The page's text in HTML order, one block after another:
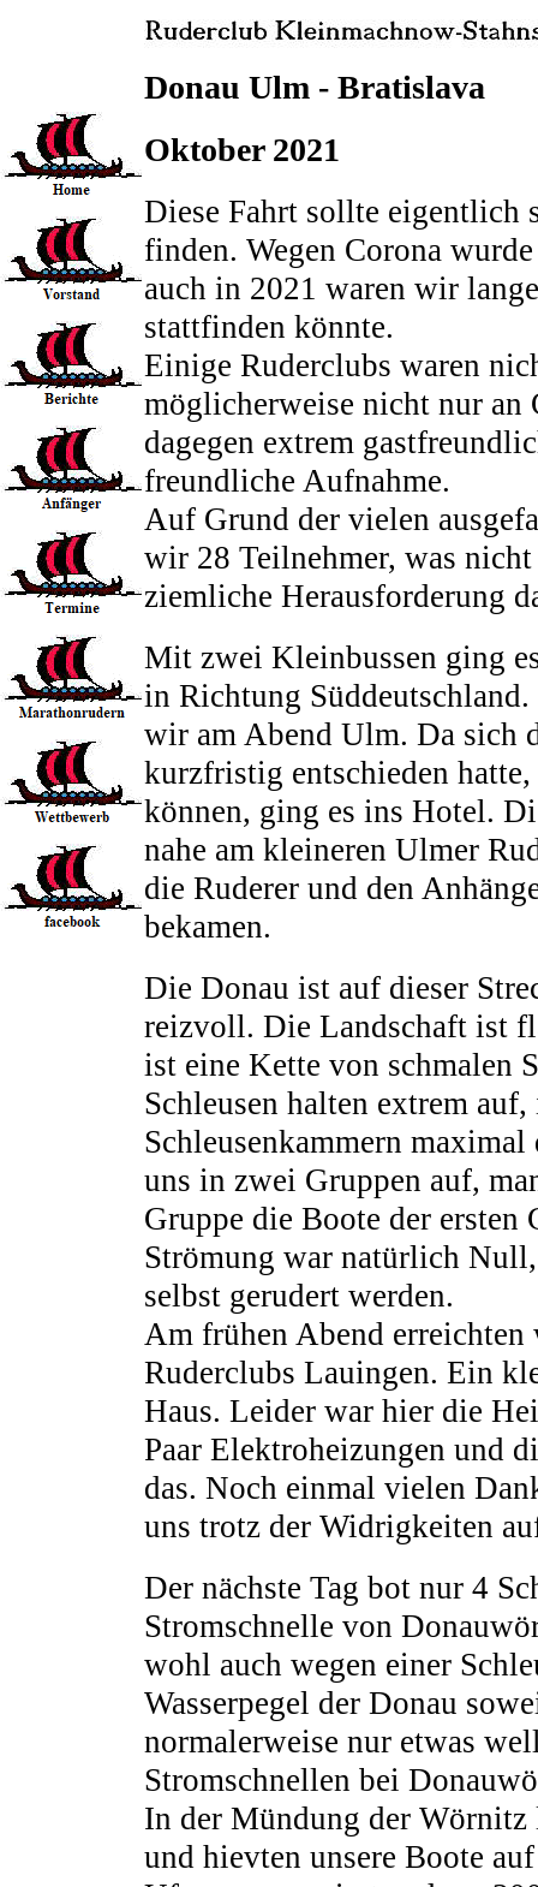
Donau Ulm - Bratislava
Oktober 2021
Diese Fahrt sollte eigentlich
finden. Wegen Corona
auch in 2021 waren wir
stattfinden könnte.
Einige Ruderclubs waren
möglicherweise nicht nur an
dagegen extrem
freundliche Aufnahme.
Auf Grund der vielen
wir 28 Teilnehmer, was
ziemliche Herausforderung
Mit zwei Kleinbussen ging
in Richtung
wir am Abend Ulm. Da sich
kurzfristig entschieden
können, ging es ins Hotel.
nahe am kleineren Ulmer
die Ruderer und den
bekamen.
Die Donau ist auf dieser
reizvoll. Die Landschaft ist
ist eine Kette von schmalen
Schleusen halten extrem
Schleusenkammern
uns in zwei Gruppen auf,
Gruppe die Boote der ersten
Strömung war natürlich
selbst gerudert werden.
Am frühen Abend erreichten
Ruderclubs Lauingen. Ein
Haus. Leider war hier die
Paar Elektroheizungen und
das. Noch einmal vielen
uns trotz der Widrigkeiten
Der nächste Tag bot nur 4
Stromschnelle von
wohl auch wegen einer
Wasserpegel der Donau
normalerweise nur etwas
Stromschnellen bei
In der Mündung der Wörnitz
und hievten unsere Boote